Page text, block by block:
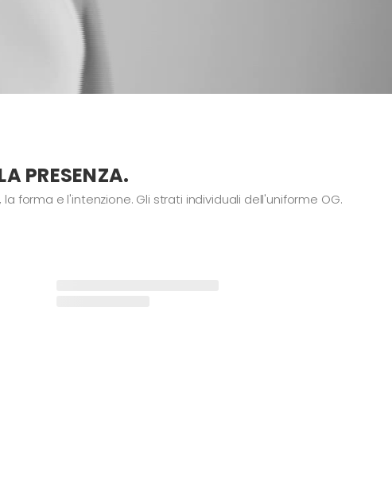
PRESENZA.
forma e l'intenzione. Gli strati individuali dell'uniforme OG.